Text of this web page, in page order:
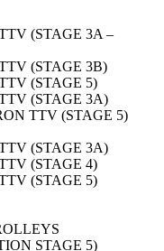
(STAGE 3A –
(STAGE 3B)
(STAGE 5)
(STAGE 3A)
TTV (STAGE 5)
(STAGE 3A)
(STAGE 4)
(STAGE 5)
STAGE 5)